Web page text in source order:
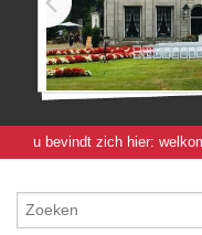
u bevindt zich hier:
garden